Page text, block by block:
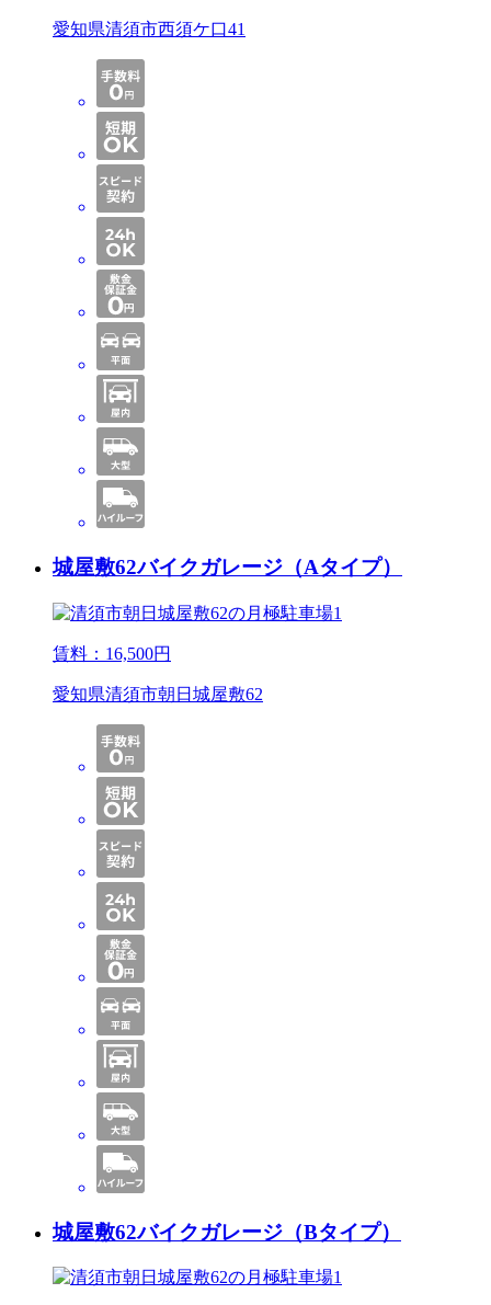
愛知県清須市西須ケ口41
城屋敷62バイクガレージ（Aタイプ）
賃料： 16,500円
愛知県清須市朝日城屋敷62
城屋敷62バイクガレージ（Bタイプ）